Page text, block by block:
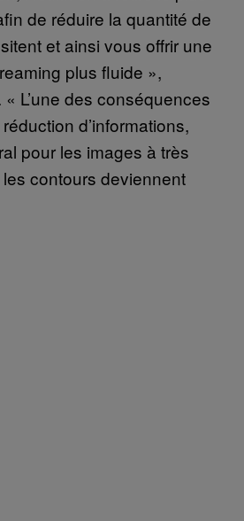
de réduire la quantité de
et ainsi vous offrir une
plus fluide »,
L’une des conséquences
d’informations,
pour les images à très
contours deviennent